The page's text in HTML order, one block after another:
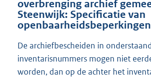
overbrenging archief
Steenwijk: Specificatie van
openbaarheidsbeperkingen
De archiefbescheiden in
inventarisnummers mogen niet
worden, dan op de achter het